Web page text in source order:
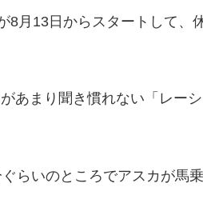
8月13日からスタートして、
あまり聞き慣れない「レー
らいのところでアスカが馬